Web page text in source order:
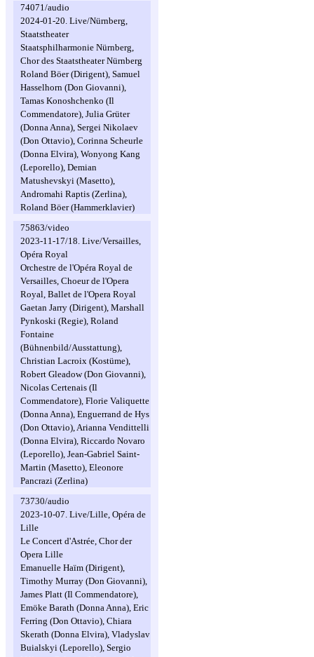
74071/audio
2024-01-20. Live/Nürnberg,
Staatstheater
Staatsphilharmonie Nürnberg,
Chor des Staatstheater Nürnberg
Roland Böer (Dirigent), Samuel
Hasselhorn (Don Giovanni),
Tamas Konoshchenko (Il
Commendatore), Julia Grüter
(Donna Anna), Sergei Nikolaev
(Don Ottavio), Corinna Scheurle
(Donna Elvira), Wonyong Kang
(Leporello), Demian
Matushevskyi (Masetto),
Andromahi Raptis (Zerlina),
Roland Böer (Hammerklavier)
75863/video
2023-11-17/18. Live/Versailles,
Opéra Royal
Orchestre de l'Opéra Royal de
Versailles, Choeur de l'Opera
Royal, Ballet de l'Opera Royal
Gaetan Jarry (Dirigent), Marshall
Pynkoski (Regie), Roland
Fontaine
(Bühnenbild/Ausstattung),
Christian Lacroix (Kostüme),
Robert Gleadow (Don Giovanni),
Nicolas Certenais (Il
Commendatore), Florie Valiquette
(Donna Anna), Enguerrand de Hys
(Don Ottavio), Arianna Vendittelli
(Donna Elvira), Riccardo Novaro
(Leporello), Jean-Gabriel Saint-
Martin (Masetto), Eleonore
Pancrazi (Zerlina)
73730/audio
2023-10-07. Live/Lille, Opéra de
Lille
Le Concert d'Astrée, Chor der
Opera Lille
Emanuelle Haïm (Dirigent),
Timothy Murray (Don Giovanni),
James Platt (Il Commendatore),
Emöke Barath (Donna Anna), Eric
Ferring (Don Ottavio), Chiara
Skerath (Donna Elvira), Vladyslav
Buialskyi (Leporello), Sergio